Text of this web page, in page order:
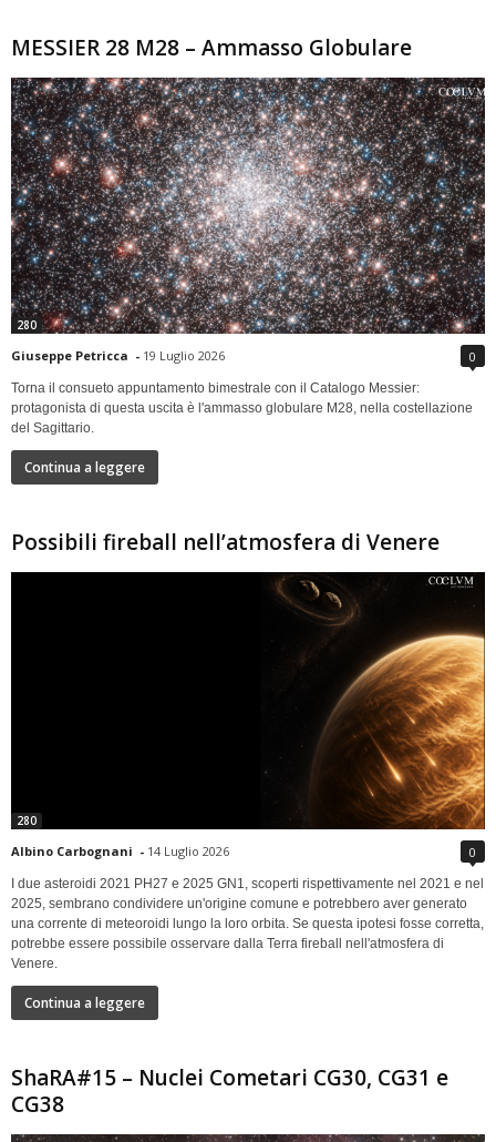
MESSIER 28 M28 – Ammasso Globulare
280
Giuseppe Petricca - 19 Luglio 2026 0
Torna il consueto appuntamento bimestrale con il Catalogo Messier:
protagonista di questa uscita è l'ammasso globulare M28, nella costellazione
del Sagittario.
Continua a leggere
Possibili fireball nell’atmosfera di Venere
280
Albino Carbognani - 14 Luglio 2026 0
I due asteroidi 2021 PH27 e 2025 GN1, scoperti rispettivamente nel 2021 e nel
2025, sembrano condividere un'origine comune e potrebbero aver generato
una corrente di meteoroidi lungo la loro orbita. Se questa ipotesi fosse corretta,
potrebbe essere possibile osservare dalla Terra fireball nell'atmosfera di
Venere.
Continua a leggere
ShaRA#15 – Nuclei Cometari CG30, CG31 e
CG38